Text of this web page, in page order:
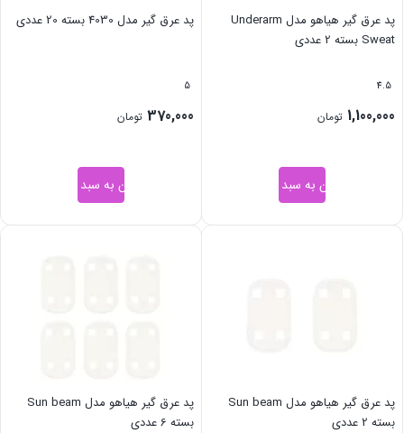
پد عرق گیر هیاهو مدل Underarm
Sweat بسته 2 عددی
4.5
1,100,000 تومان
افزودن به سبد خرید
پد عرق گیر مدل 4030 بسته 20 عددی
5
370,000 تومان
افزودن به سبد خرید
پد عرق گیر هیاهو مدل Sun beam
بسته 2 عددی
پد عرق گیر هیاهو مدل Sun beam
بسته 6 عددی